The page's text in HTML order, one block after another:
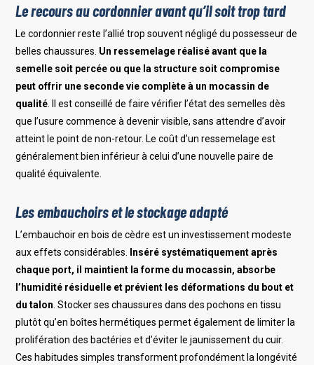
Le recours au cordonnier avant qu’il soit trop tard
Le cordonnier reste l’allié trop souvent négligé du possesseur de
belles chaussures. Un ressemelage réalisé avant que la
semelle soit percée ou que la structure soit compromise
peut offrir une seconde vie complète à un mocassin de
qualité. Il est conseillé de faire vérifier l’état des semelles dès
que l’usure commence à devenir visible, sans attendre d’avoir
atteint le point de non-retour. Le coût d’un ressemelage est
généralement bien inférieur à celui d’une nouvelle paire de
qualité équivalente.
Les embauchoirs et le stockage adapté
L’embauchoir en bois de cèdre est un investissement modeste
aux effets considérables. Inséré systématiquement après
chaque port, il maintient la forme du mocassin, absorbe
l’humidité résiduelle et prévient les déformations du bout et
du talon. Stocker ses chaussures dans des pochons en tissu
plutôt qu’en boîtes hermétiques permet également de limiter la
prolifération des bactéries et d’éviter le jaunissement du cuir.
Ces habitudes simples transforment profondément la longévité